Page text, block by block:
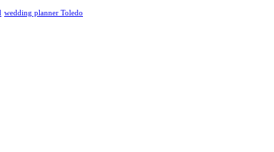
wedding planner Toledo